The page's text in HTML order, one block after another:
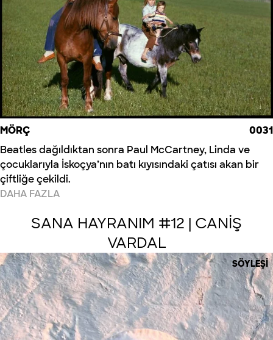
MÖRÇ
0031
Beatles dağıldıktan sonra Paul McCartney, Linda ve
çocuklarıyla İskoçya’nın batı kıyısındaki çatısı akan bir
çiftliğe çekildi.
DAHA FAZLA
SANA HAYRANIM #12 | CANİŞ
VARDAL
SÖYLEŞI